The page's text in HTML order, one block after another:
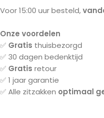
Voor 15:00 uur besteld,
Onze voordelen
✅ Gratis thuisbezorgd
✅ 30 dagen bedenktijd
✅ Gratis retour
✅ 1 jaar garantie
✅ Alle zitzakken optimaal